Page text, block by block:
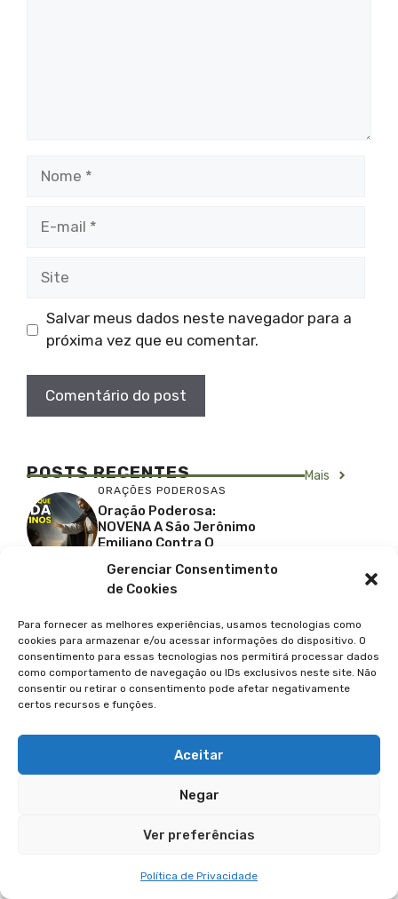
Gerenciar Consentimento
de Cookies
Para fornecer as melhores experiências, usamos tecnologias como
cookies para armazenar e/ou acessar informações do dispositivo. O
consentimento para essas tecnologias nos permitirá processar dados
como comportamento de navegação ou IDs exclusivos neste site. Não
consentir ou retirar o consentimento pode afetar negativamente
certos recursos e funções.
Aceitar
Negar
Ver preferências
Política de Privacidade
Salvar meus dados neste navegador para a
próxima vez que eu comentar.
POSTS RECENTES Mais
ORAÇÕES PODEROSAS
Oração Poderosa:
NOVENA A São Jerônimo
Emiliano Contra O
CAMINHOS TRADICIONAIS
Casamento Como Imagem
Propósito Divino
CAMINHOS TRADICIONAIS
O Dilúvio E A Arca De Noé:
Lições De Fé, Obediência E
Renovação
O Significado Espiritual Da
Páscoa: Uma Reflexão
Bíblica Profunda
DÚVIDAS BÍBLICAS
Maná No Deserto:
Revelações Espirituais E
MEDITAÇÕES DIÁRIAS